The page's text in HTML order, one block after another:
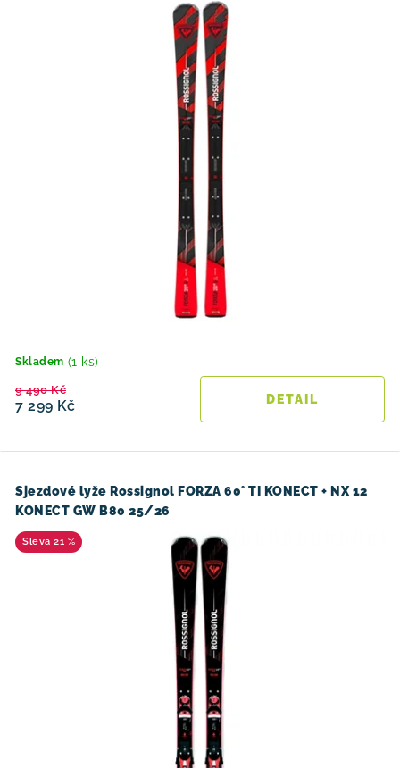
Skladem (1 ks)
7 299 Kč
9 490 Kč
Sjezdové lyže Rossignol FORZA 60° TI KONECT + NX 12
KONECT GW B80 25/26
21 %